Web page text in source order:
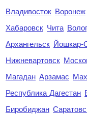
Владивосток Воронеж
Хабаровск Чита
Архангельск Йошкар-
Нижневартовск
Магадан Арзамас
Республика Дагестан
Биробиджан